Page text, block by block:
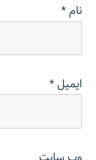
نام*
ایمیل*